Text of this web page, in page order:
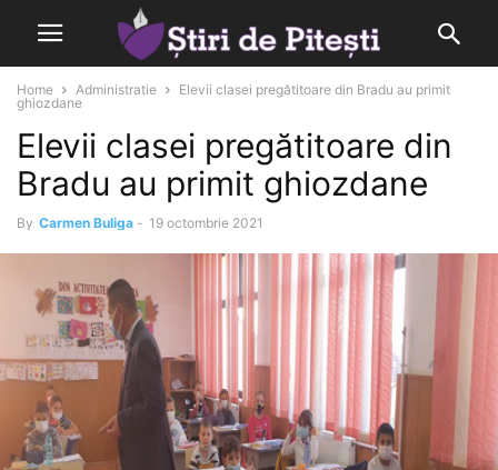
Home Administratie
Elevii clasei pregătitoare din Bradu au primit
ghiozdane
Elevii clasei pregătitoare din
Bradu au primit ghiozdane
By Carmen Buliga - 19 octombrie 2021